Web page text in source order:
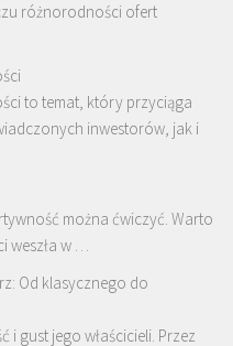
różnorodności ofert
to temat, który przyciąga
inwestorów, jak i
można ćwiczyć. Warto
weszła w …
Od klasycznego do
gust jego właścicieli. Przez